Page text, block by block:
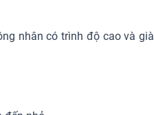
nhân có trình độ cao và